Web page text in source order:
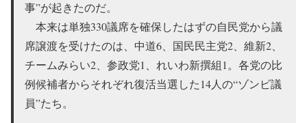
事”が起きたのだ。
本来は単独330議席を確保したはずの自民党から議
席譲渡を受けたのは、中道6、国民民主党2、維新2、
チームみらい2、参政党1、れいわ新撰組1。各党の比
例候補者からそれぞれ復活当選した14人の“ゾンビ議
員”たち。